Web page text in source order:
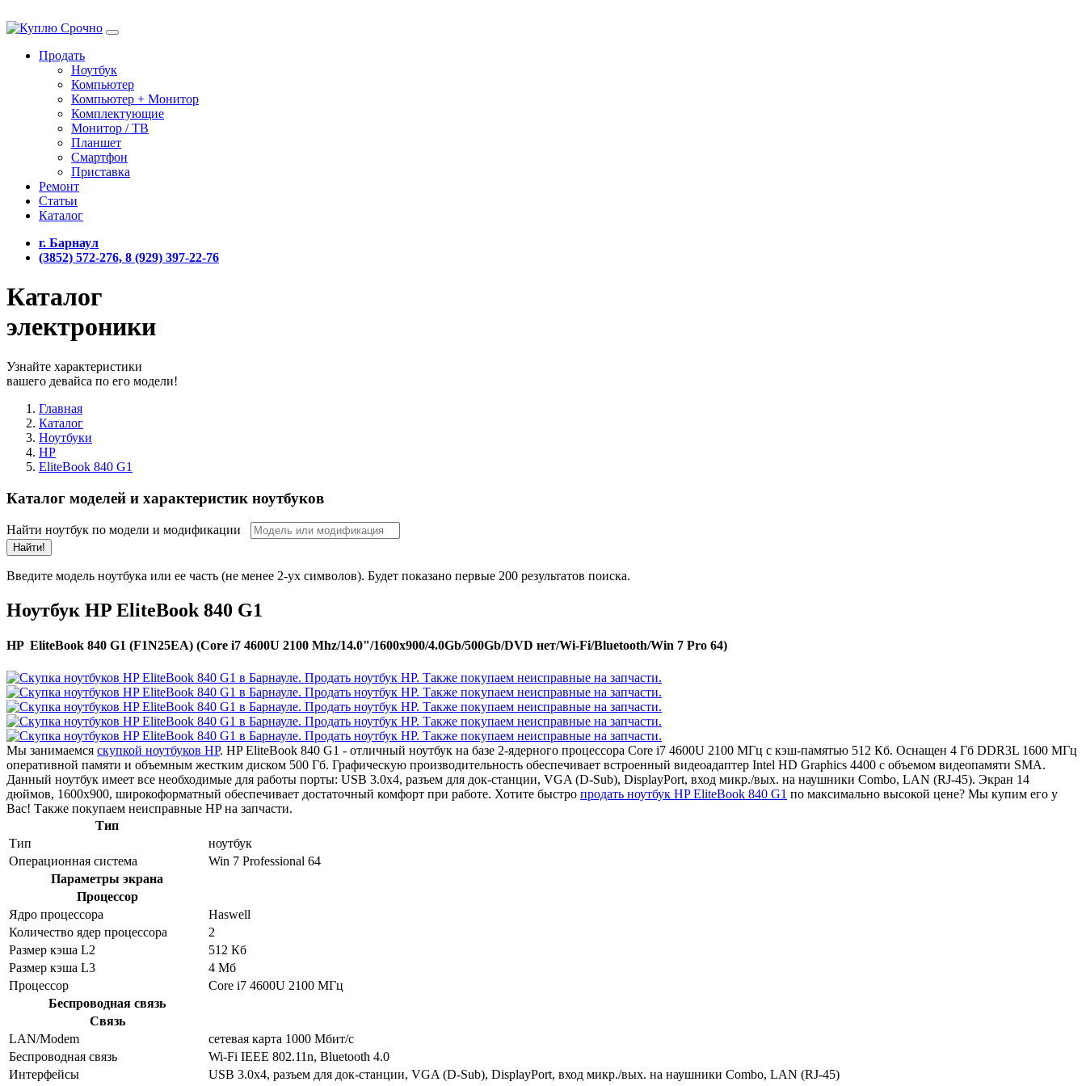
Продать
Ноутбук
Компьютер
Компьютер + Монитор
Комплектующие
Монитор / ТВ
Планшет
Смартфон
Приставка
Ремонт
Статьи
Каталог
г. Барнаул
(3852) 572-276, 8 (929) 397-22-76
Каталог
электроники
Узнайте характеристики
вашего девайса по его модели!
Главная
Каталог
Ноутбуки
HP
EliteBook 840 G1
Каталог моделей и характеристик ноутбуков
Найти ноутбук по модели и модификации
Найти!
Введите модель ноутбука или ее часть (не менее 2-ух символов). Будет показано первые 200 результатов поиска.
Ноутбук HP EliteBook 840 G1
HP EliteBook 840 G1 (F1N25EA) (Core i7 4600U 2100 Mhz/14.0"/1600x900/4.0Gb/500Gb/DVD нет/Wi-Fi/Bluetooth/Win 7 Pro 64)
Мы занимаемся скупкой ноутбуков HP. HP EliteBook 840 G1 - отличный ноутбук на базе 2-ядерного процессора Core i7 4600U 2100 МГц с кэш-памятью 512 Кб. Оснащен 4 Гб DDR3L 1600 МГц
оперативной памяти и объемным жестким диском 500 Гб. Графическую производительность обеспечивает встроенный видеоадаптер Intel HD Graphics 4400 с объемом видеопамяти SMA.
Данный ноутбук имеет все необходимые для работы порты: USB 3.0x4, разъем для док-станции, VGA (D-Sub), DisplayPort, вход микр./вых. на наушники Combo, LAN (RJ-45). Экран 14
дюймов, 1600x900, широкоформатный обеспечивает достаточный комфорт при работе. Хотите быстро продать ноутбук HP EliteBook 840 G1 по максимально высокой цене? Мы купим его у
Вас! Также покупаем неисправные HP на запчасти.
Тип
Тип
ноутбук
Операционная система
Win 7 Professional 64
Параметры экрана
Процессор
Ядро процессора
Haswell
Количество ядер процессора
2
Размер кэша L2
512 Кб
Размер кэша L3
4 Мб
Процессор
Core i7 4600U 2100 МГц
Беспроводная связь
Связь
LAN/Modem
сетевая карта 1000 Мбит/c
Беспроводная связь
Wi-Fi IEEE 802.11n, Bluetooth 4.0
Интерфейсы
USB 3.0x4, разъем для док-станции, VGA (D-Sub), DisplayPort, вход микр./вых. на наушники Combo, LAN (RJ-45)